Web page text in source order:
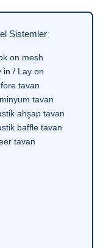
Sistemler
on mesh
in / Lay on
tavan
tavan
ahşap tavan
baffle tavan
tavan